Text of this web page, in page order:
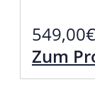
549,00€
Zum